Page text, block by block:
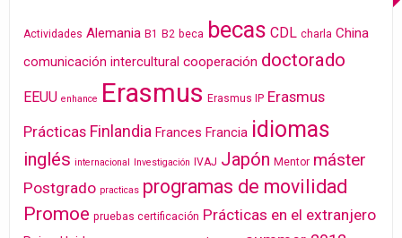
Actividades Alemania B1 B2 beca becas CDL charla China
comunicación intercultural cooperación doctorado
EEUU enhance Erasmus Erasmus IP Erasmus
Prácticas Finlandia Frances Francia idiomas
inglés internacional Investigación IVAJ Japón Mentor máster
Postgrado practicas programas de movilidad
Promoe pruebas certificación Prácticas en el extranjero